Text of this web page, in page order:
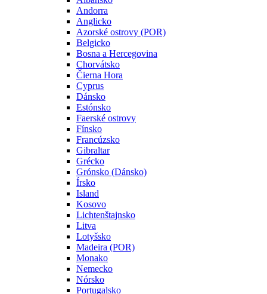
Andorra
Anglicko
Azorské ostrovy (POR)
Belgicko
Bosna a Hercegovina
Chorvátsko
Čierna Hora
Cyprus
Dánsko
Estónsko
Faerské ostrovy
Fínsko
Francúzsko
Gibraltar
Grécko
Grónsko (Dánsko)
Írsko
Island
Kosovo
Lichtenštajnsko
Litva
Lotyšsko
Madeira (POR)
Monako
Nemecko
Nórsko
Portugalsko